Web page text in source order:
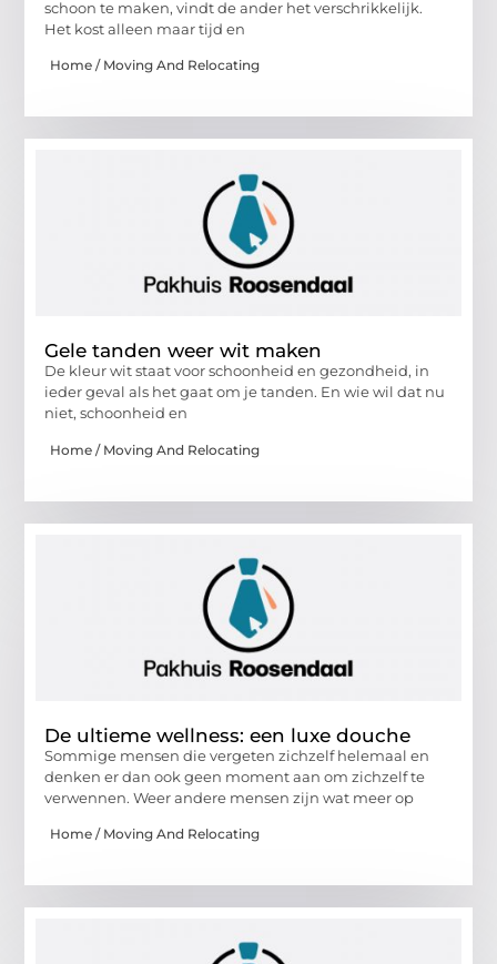
schoon te maken, vindt de ander het verschrikkelijk.
Het kost alleen maar tijd en
Home / Moving And Relocating
Gele tanden weer wit maken
De kleur wit staat voor schoonheid en gezondheid, in
ieder geval als het gaat om je tanden. En wie wil dat nu
niet, schoonheid en
Home / Moving And Relocating
De ultieme wellness: een luxe douche
Sommige mensen die vergeten zichzelf helemaal en
denken er dan ook geen moment aan om zichzelf te
verwennen. Weer andere mensen zijn wat meer op
Home / Moving And Relocating